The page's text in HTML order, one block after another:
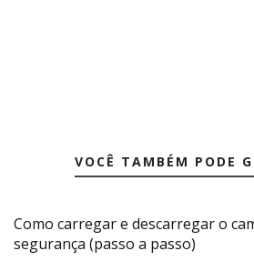
VOCÊ TAMBÉM PODE
Como carregar e descarregar o
segurança (passo a passo)